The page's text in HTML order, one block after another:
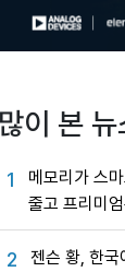
많이 본 뉴
1
메모리가 스
줄고 프리미
2
젠슨 황, 한국